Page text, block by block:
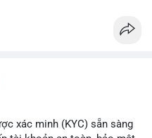
xác minh (KYC) sẵn sàng